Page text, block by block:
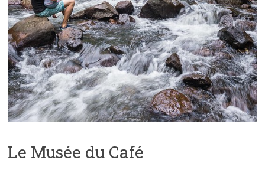
Le Musée du Café